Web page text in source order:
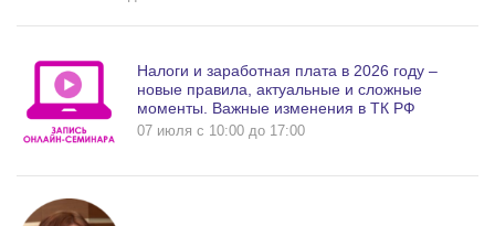
Налоги и заработная плата в 2026 году –
новые правила, актуальные и сложные
моменты. Важные изменения в ТК РФ
07 июля c 10:00 до 17:00